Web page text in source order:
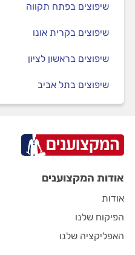
שיפוצים בפתח תקווה
שיפוצים בקרית אונו
שיפוצים בראשון לציון
שיפוצים בתל אביב
אודות המקצוענים
אודות
הפיקוח שלנו
האפליקציה שלנו